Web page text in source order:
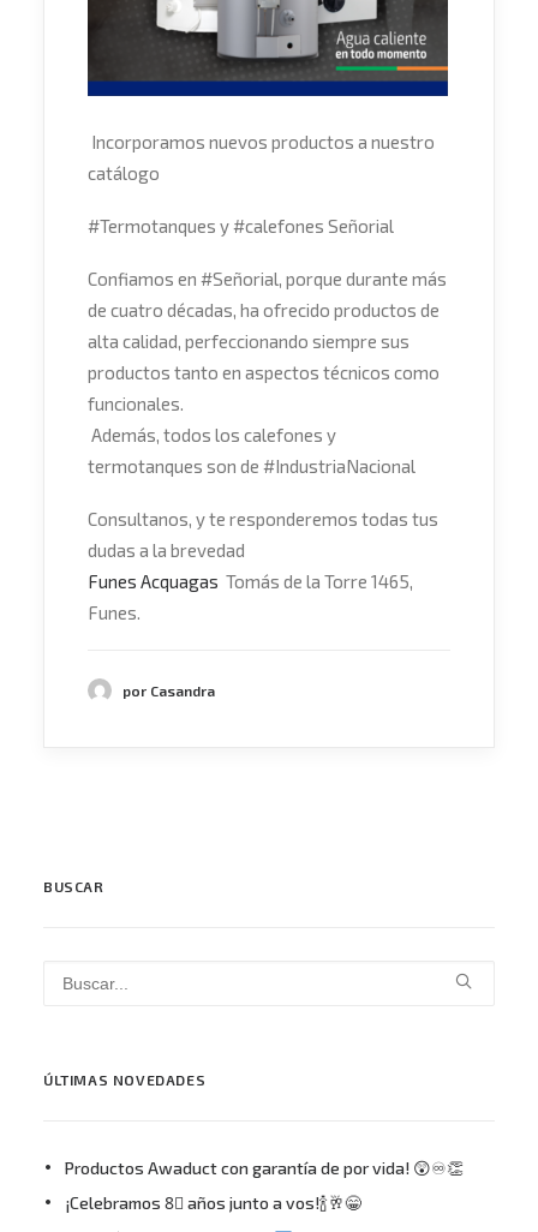
Incorporamos nuevos productos a nuestro
catálogo
#Termotanques y#calefones Señorial
Confiamos en #Señorial, porque durante más
de cuatro décadas, ha ofrecido productos de
alta calidad, perfeccionando siempre sus
productos tanto en aspectos técnicos como
funcionales.
Además, todos los calefones y
termotanques son de #IndustriaNacional
Consultanos, y te responderemos todas tus
dudas a la brevedad
Funes Acquagas Tomás de la Torre 1465,
Funes.
por Casandra
BUSCAR
ÚLTIMAS NOVEDADES
Productos Awaduct con garantía de por vida! 😲♾👏
¡Celebramos 8⃣ años junto a vos!🍾🥂😁